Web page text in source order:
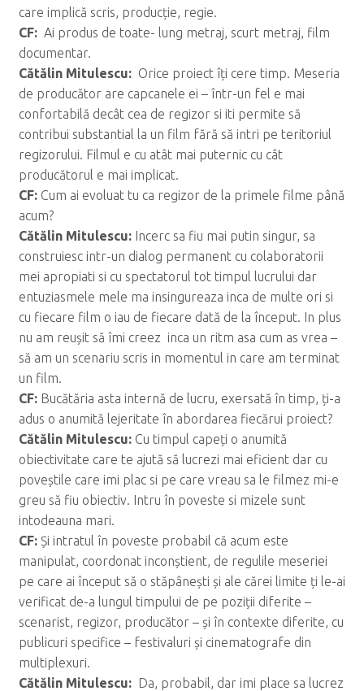
care implică scris, producție, regie.
CF: Ai produs de toate- lung metraj, scurt metraj, film
documentar.
Cătălin Mitulescu: Orice proiect îți cere timp. Meseria
de producător are capcanele ei – într-un fel e mai
confortabilă decât cea de regizor si iti permite să
contribui substantial la un film fără să intri pe teritoriul
regizorului. Filmul e cu atât mai puternic cu cât
producătorul e mai implicat.
CF: Cum ai evoluat tu ca regizor de la primele filme până
acum?
Cătălin Mitulescu:Incerc sa fiu mai putin singur, sa
construiesc intr-un dialog permanent cu colaboratorii
mei apropiati si cu spectatorul tot timpul lucrului dar
entuziasmele mele ma insingureaza inca de multe ori si
cu fiecare film o iau de fiecare dată de la început. In plus
nu am reușit să îmi creez inca un ritm asa cum as vrea –
să am un scenariu scris in momentul in care am terminat
un film.
CF: Bucătăria asta internă de lucru, exersată în timp, ți-a
adus o anumită lejeritate în abordarea fiecărui proiect?
Cătălin Mitulescu: Cu timpul capeți o anumită
obiectivitate care te ajută să lucrezi mai eficient dar cu
poveștile care imi plac si pe care vreau sa le filmez mi-e
greu să fiu obiectiv. Intru în poveste si mizele sunt
intodeauna mari.
CF: Și intratul în poveste probabil că acum este
manipulat, coordonat inconștient, de regulile meseriei
pe care ai început să o stăpânești și ale cărei limite ți le-ai
verificat de-a lungul timpului de pe poziții diferite –
scenarist, regizor, producător – și în contexte diferite, cu
publicuri specifice – festivaluri și cinematografe din
multiplexuri.
Cătălin Mitulescu: Da, probabil, dar imi place sa lucrez